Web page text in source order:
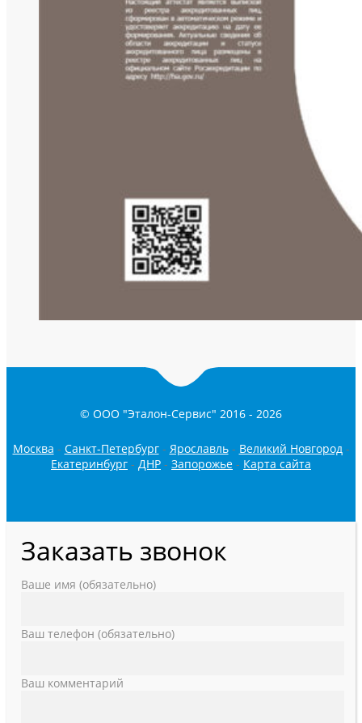
© ООО "Эталон-Сервис" 2016 - 2026
Москва - Санкт-Петербург- Ярославль- Великий Новгород-
Екатеринбург - ДНР - Запорожье - Карта сайта
Заказать звонок
Ваше имя (обязательно)
Ваш телефон (обязательно)
Ваш комментарий